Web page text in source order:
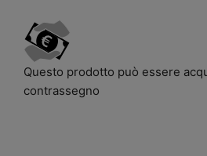
Questo prodotto può essere
contrassegno